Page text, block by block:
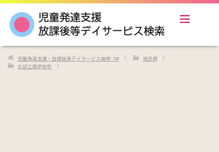
児童発達支援・放課後等デイサービス検索 TOP
埼玉県
北足立郡伊奈町